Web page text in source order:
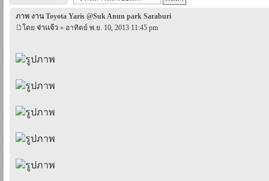
ภาพ งาน Toyota Yaris @Suk Anun park Saraburi
โดย จ่าเเจ้ว » อาทิตย์ พ.ย. 10, 2013 11:45 pm